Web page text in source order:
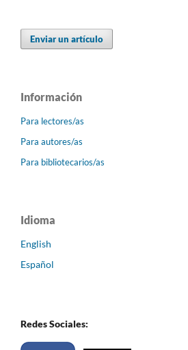
Enviar un artículo
Información
Para lectores/as
Para autores/as
Para bibliotecarios/as
Idioma
English
Español
Redes Sociales: